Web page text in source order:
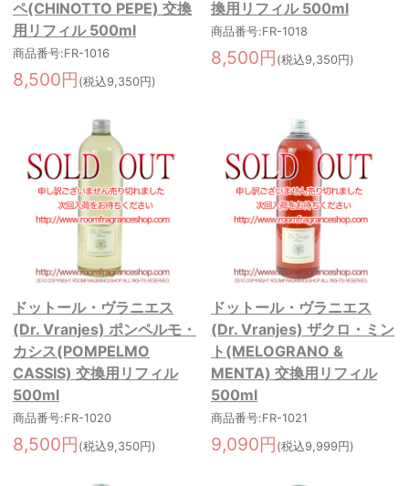
ペ(CHINOTTO PEPE) 交換
用リフィル 500ml
商品番号:FR-1016
8,500円 (税込9,350円)
換用リフィル 500ml
商品番号:FR-1018
8,500円 (税込9,350円)
ドットール・ヴラニエス
(Dr. Vranjes) ポンペルモ・
カシス(POMPELMO
CASSIS) 交換用リフィル
500ml
商品番号:FR-1020
8,500円 (税込9,350円)
ドットール・ヴラニエス
(Dr. Vranjes) ザクロ・ミン
ト(MELOGRANO &
MENTA) 交換用リフィル
500ml
商品番号:FR-1021
9,090円 (税込9,999円)